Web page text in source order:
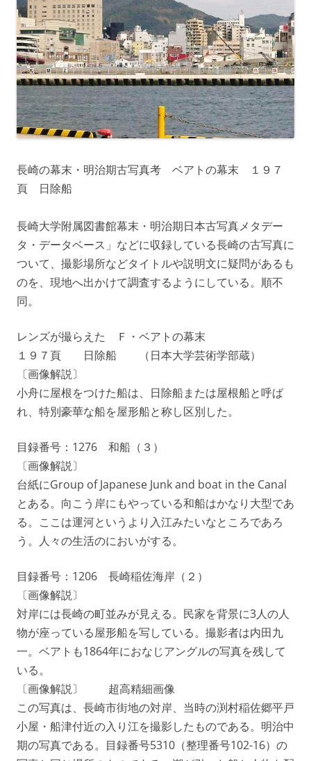
長崎の幕末・明治期古写真考 ベアトの幕末 １９７
頁 日除船
長崎大学附属図書館幕末・明治期日本古写真メタデー
タ・データベース」などに収録している長崎の古写真に
ついて、撮影場所などタイトルや説明文に疑問があるも
のを、現地へ出かけて調査するようにしている。順不
同。
レンズが撮らえた Ｆ・ベアトの幕末
１９７頁 日除船 （日本大学芸術学部蔵）
〔画像解説〕
小舟に屋根をつけた船は、日除船または屋根船と呼ば
れ、特別豪華な船を屋形船と称し区別した。
目録番号：1276 和船（３）
〔画像解説〕
台紙にGroup of Japanese Junk and boat in the Canal
とある。向こう岸にもやっている和船はかなり大型であ
る。ここは運河というより入江みたいなところであろ
う。人々の生活のにおいがする。
目録番号：1206 長崎稲佐海岸（２）
〔画像解説〕
対岸には長崎の町並みが見える。民家を背景に3人の人
物が座っている屋形船を写している。撮影者は内田九
一。ベアトも1864年におなじアングルの写真を残して
いる。
〔画像解説〕 超高精細画像
この写真は、長崎市街地の対岸、当時の渕村稲佐郷平戸
小屋・船津付近の入り江を撮影したものである。明治中
期の写真である。目録番号5310（整理番号102-16）の